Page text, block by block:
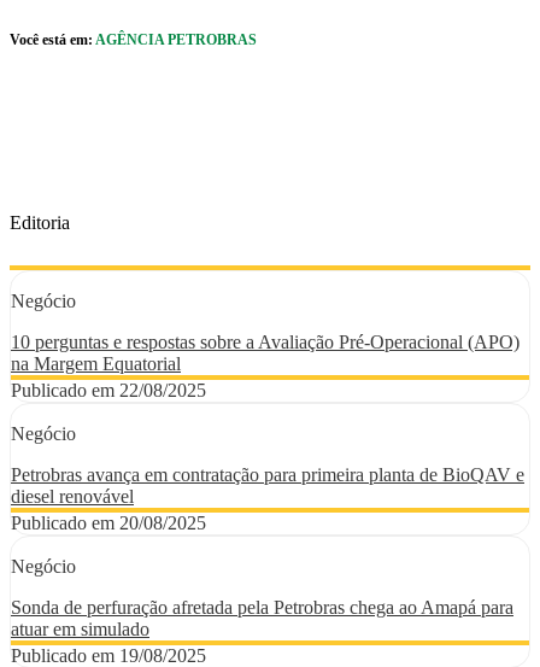
Você está em: AGÊNCIA PETROBRAS
Editoria
Negócio
10 perguntas e respostas sobre a Avaliação Pré-Operacional (APO)
na Margem Equatorial
Publicado em 22/08/2025
Negócio
Petrobras avança em contratação para primeira planta de BioQAV e
diesel renovável
Publicado em 20/08/2025
Negócio
Sonda de perfuração afretada pela Petrobras chega ao Amapá para
atuar em simulado
Publicado em 19/08/2025
caixa de cookies